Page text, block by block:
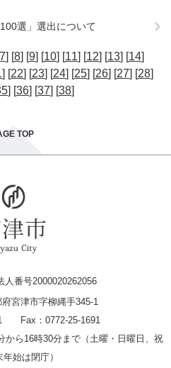
選」選出について
7] [8] [9] [10] [11] [12] [13] [14]
] [22] [23] [24] [25] [26] [27] [28]
] [36] [37] [38]
TOP
人番号2000020262056
宮津市字柳縄手345-1
Fax：0772-25-1691
から16時30分まで（土曜・日曜日、祝
年始は閉庁）